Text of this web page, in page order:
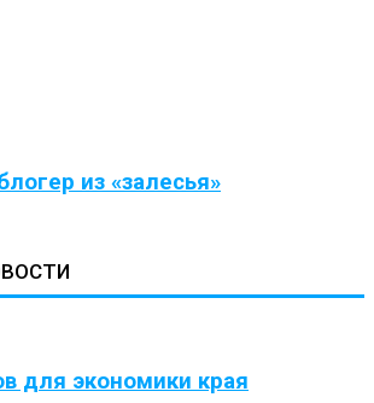
из «залесья»
для экономики края